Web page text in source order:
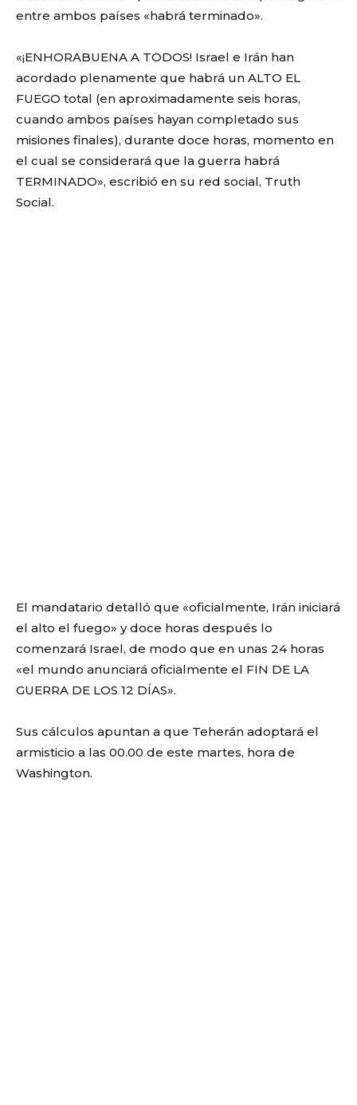
entre ambos países «habrá terminado».
«¡ENHORABUENA A TODOS! Israel e Irán han
acordado plenamente que habrá un ALTO EL
FUEGO total (en aproximadamente seis horas,
cuando ambos países hayan completado sus
misiones finales), durante doce horas, momento en
el cual se considerará que la guerra habrá
TERMINADO», escribió en su red social, Truth
Social.
El mandatario detalló que «oficialmente, Irán iniciará
el alto el fuego» y doce horas después lo
comenzará Israel, de modo que en unas 24 horas
«el mundo anunciará oficialmente el FIN DE LA
GUERRA DE LOS 12 DÍAS».
Sus cálculos apuntan a que Teherán adoptará el
armisticio a las 00.00 de este martes, hora de
Washington.